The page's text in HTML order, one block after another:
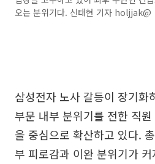
오는 분위기다. 신태현 기자 holjjak@
삼성전자 노사 갈등이 장기화
부문 내부 분위기를 전한 직
을 중심으로 확산하고 있다.
부 피로감과 이완 분위기가